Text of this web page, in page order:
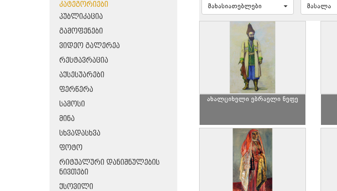
ᲙᲐᲢᲔᲒᲝᲠᲘᲔᲑᲘ
ᲞᲣᲑᲚᲘᲙᲐᲪᲘᲐ
ᲒᲐᲛᲝᲤᲔᲜᲔᲑᲘ
ᲕᲘᲓᲔᲝ ᲒᲐᲚᲔᲠᲔᲐ
ᲠᲔᲡᲢᲐᲕᲠᲐᲪᲘᲐ
ᲐᲥᲡᲔᲡᲣᲐᲠᲔᲑᲘ
ᲤᲔᲠᲬᲔᲠᲐ
ᲡᲐᲛᲝᲡᲘ
ᲛᲘᲜᲐ
ᲡᲮᲕᲐᲓᲐᲡᲮᲕᲐ
ᲤᲝᲢᲝ
ᲠᲘᲢᲣᲐᲚᲣᲠᲘ ᲓᲐᲜᲘᲨᲜᲣᲚᲔᲑᲘᲡ
ᲜᲘᲕᲗᲔᲑᲘ
ᲥᲡᲝᲕᲘᲚᲘ
მახასიათებლები მასალა
ახალციხელი ებრაელი ნეფე